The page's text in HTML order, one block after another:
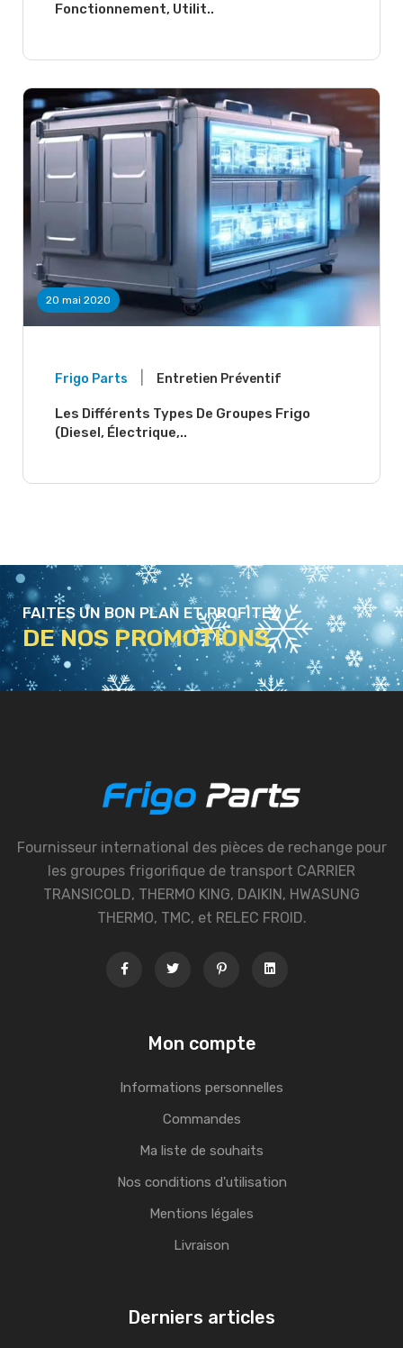
Fonctionnement, Utilit..
20 mai 2020
Frigo Parts Entretien Préventif
Les Différents Types De Groupes Frigo
(diesel, Électrique,..
FAITES UN BON PLAN ET PROFITEZ
DE NOS PROMOTIONS
Fournisseur international des pièces de rechange pour
les groupes frigorifique de transport CARRIER
TRANSICOLD, THERMO KING, DAIKIN, HWASUNG
THERMO, TMC, et RELEC FROID.
Mon compte
Informations personnelles
Commandes
Ma liste de souhaits
Nos conditions d'utilisation
Mentions légales
Livraison
Derniers articles